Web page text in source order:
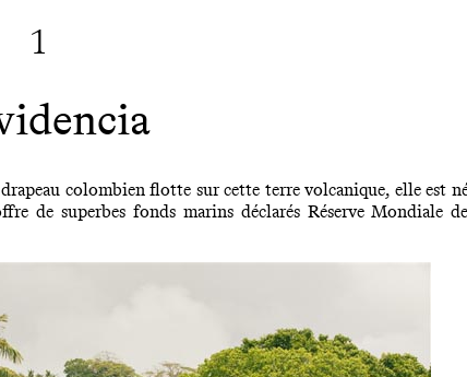
1
colombien flotte sur cette terre volcanique, elle est
de superbes fonds marins déclarés Réserve Mondiale